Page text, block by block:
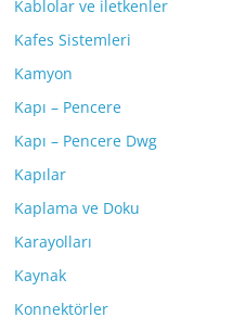
Kablolar ve iletkenler
Kafes Sistemleri
Kamyon
Kapı – Pencere
Kapı – Pencere Dwg
Kapılar
Kaplama ve Doku
Karayolları
Kaynak
Konnektörler